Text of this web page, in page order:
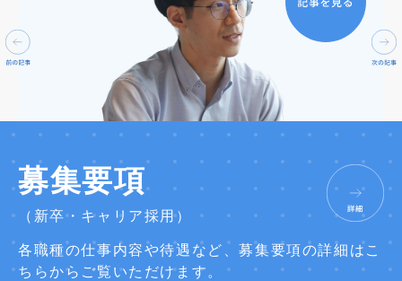
募集要項
（新卒・キャリア採用）
各職種の仕事内容や待遇など、募集要項の詳細はこ
ちらからご覧いただけます。